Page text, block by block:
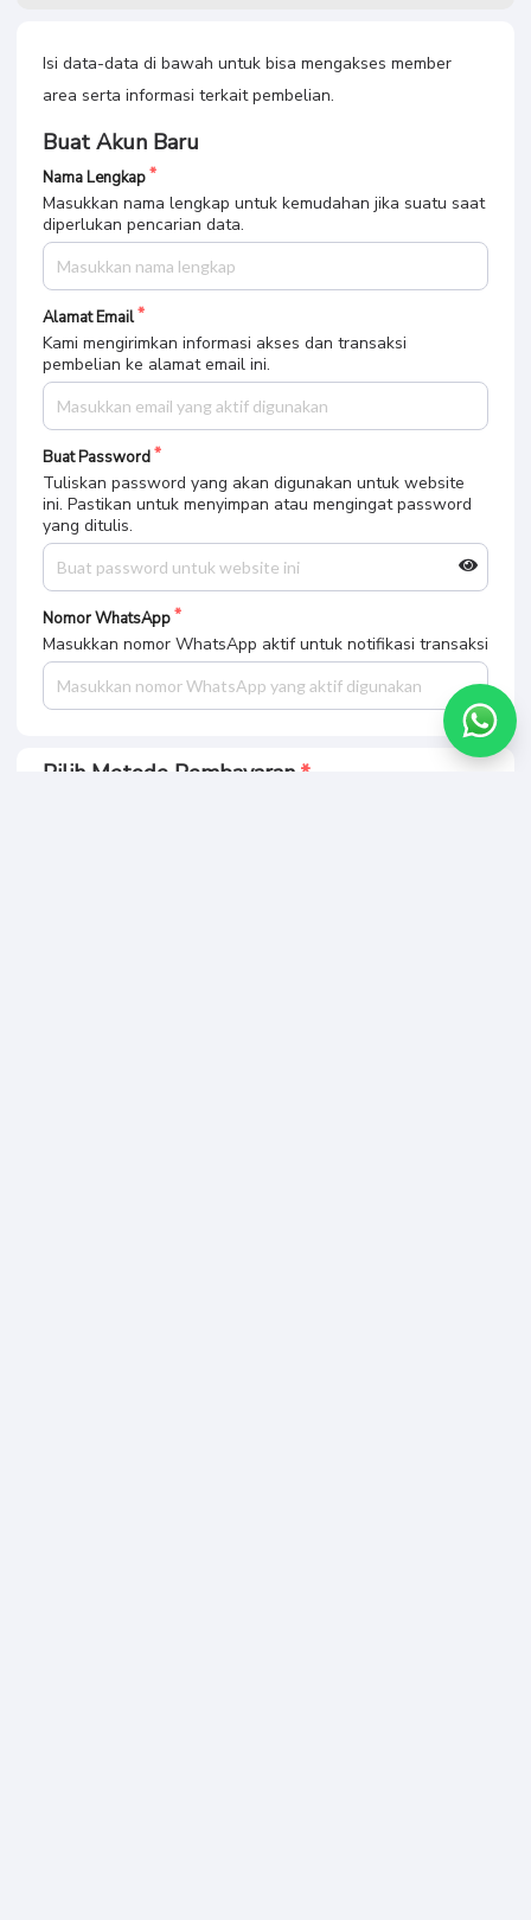
Isi data-data di bawah untuk bisa mengakses member
area serta informasi terkait pembelian.
Buat Akun Baru
Nama Lengkap
Masukkan nama lengkap untuk kemudahan jika suatu saat
diperlukan pencarian data.
Alamat Email
Kami mengirimkan informasi akses dan transaksi
pembelian ke alamat email ini.
Buat Password
Tuliskan password yang akan digunakan untuk website
ini. Pastikan untuk menyimpan atau mengingat password
yang ditulis.
Nomor WhatsApp
Masukkan nomor WhatsApp aktif untuk notifikasi transaksi
Pilih Metode Pembayaran